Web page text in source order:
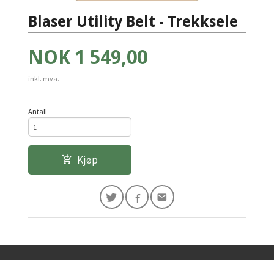
Blaser Utility Belt - Trekksele
Pris
NOK 1 549,00
inkl. mva.
Antall
Kjøp